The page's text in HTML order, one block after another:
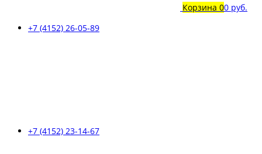
Корзина 00 руб.
+7 (4152) 26-05-89
+7 (4152) 23-14-67